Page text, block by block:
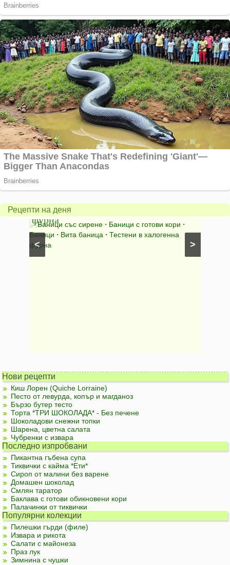
Рецепти на деня
>
<
Вита
баница
в
халогенна
фурна
Баници със сирене ⋅ Баници с готови кори ⋅
Баници ⋅ Вита баница ⋅ Тестени в халогенна
фурна
за
Нови рецепти
Киш Лорен (Quiche Lorraine)
Песто от левурда, копър и магданоз
Бързо бутер тесто
Торта *ТРИ ШОКОЛАДА* - Без печене
Шоколадови снежни топки
Шарена, цветна салата
Чубренки с извара
Последно изпробвани
Пикантна гъбена супа
Тиквички с кайма *Ети*
Сироп от малини без варене
Домашен шоколад
Смлян таратор
Баклава с готови обикновени кори
Палачинки от тиквички
Популярни колекции
Пилешки гърди (филе)
Извара и рикота
Салати с майонеза
Праз лук
Зимнина с чушки